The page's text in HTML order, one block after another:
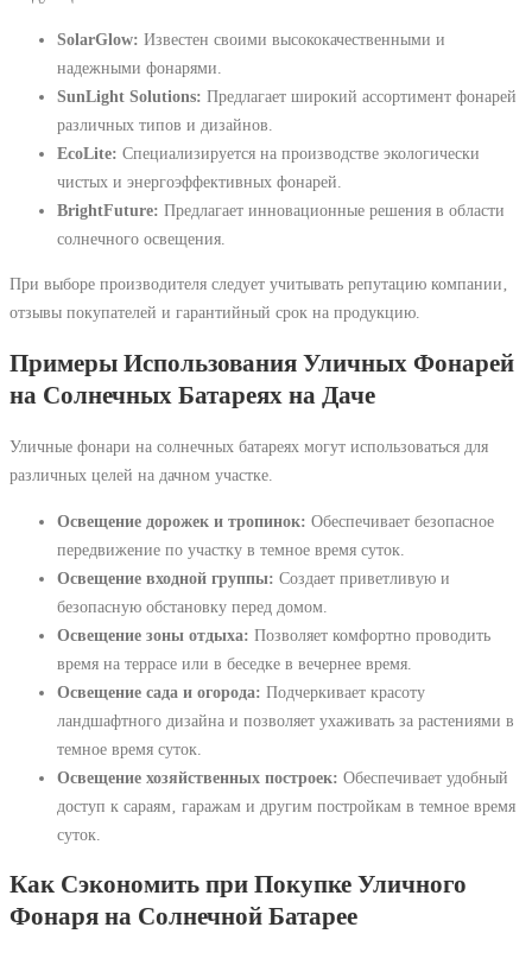
SolarGlow: Известен своими высококачественными и
надежными фонарями.
SunLight Solutions: Предлагает широкий ассортимент фонарей
различных типов и дизайнов.
EcoLite: Специализируется на производстве экологически
чистых и энергоэффективных фонарей.
BrightFuture: Предлагает инновационные решения в области
солнечного освещения.
При выборе производителя следует учитывать репутацию компании‚
отзывы покупателей и гарантийный срок на продукцию.
Примеры Использования Уличных Фонарей
на Солнечных Батареях на Даче
Уличные фонари на солнечных батареях могут использоваться для
различных целей на дачном участке.
Освещение дорожек и тропинок: Обеспечивает безопасное
передвижение по участку в темное время суток.
Освещение входной группы: Создает приветливую и
безопасную обстановку перед домом.
Освещение зоны отдыха: Позволяет комфортно проводить
время на террасе или в беседке в вечернее время.
Освещение сада и огорода: Подчеркивает красоту
ландшафтного дизайна и позволяет ухаживать за растениями в
темное время суток.
Освещение хозяйственных построек: Обеспечивает удобный
доступ к сараям‚ гаражам и другим постройкам в темное время
суток.
Как Сэкономить при Покупке Уличного
Фонаря на Солнечной Батарее